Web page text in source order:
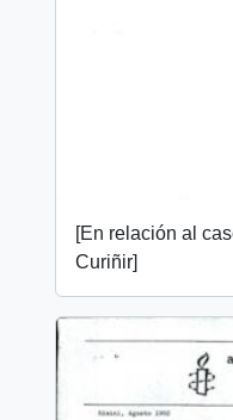
[En relación al
Curiñir]